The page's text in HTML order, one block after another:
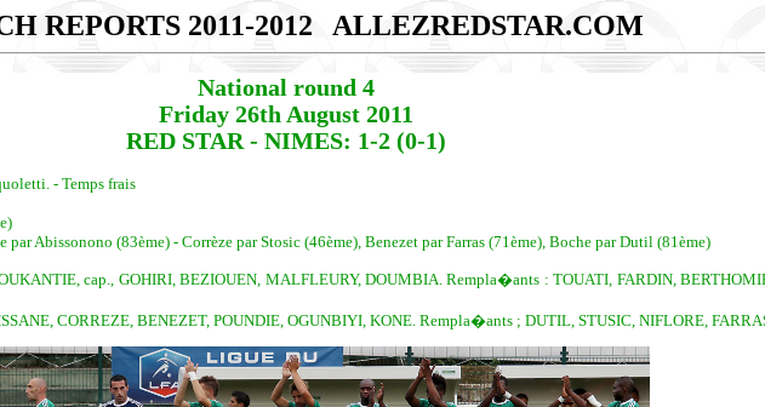
REPORTS 2011-2012 ALLEZREDSTAR.COM
National round 4
Friday 26th August 2011
RED STAR - NIMES: 1-2 (0-1)
- Temps frais
Abissonono (83ème) - Corrèze par Stosic (46ème), Benezet par Farras (71ème), Boche par Dutil (81ème)
cap., GOHIRI, BEZIOUEN, MALFLEURY, DOUMBIA. Rempla�ants : TOUATI, FARDIN,
CORREZE, BENEZET, POUNDIE, OGUNBIYI, KONE. Rempla�ants ; DUTIL, STUSIC, NIFLORE,